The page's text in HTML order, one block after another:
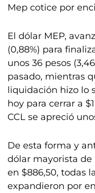
Mep cotice por
El dólar MEP,
(0,88%) para
unos 36 pesos
pasado, mientras
liquidación hizo lo
hoy para cerrar a
CCL se apreció
De esta forma y
dólar mayorista de
en $886,50, todas
expandieron por